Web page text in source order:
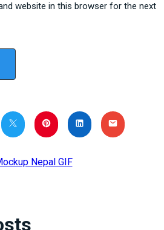
website in this browser for the next